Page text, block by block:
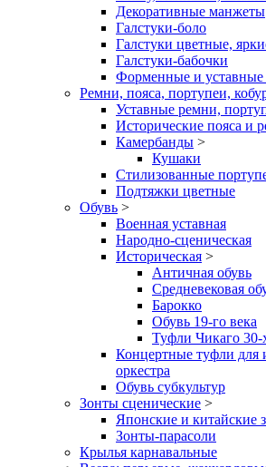
Декоративные манжеты
Галстуки-боло
Галстуки цветные,
Галстуки-бабочки
Форменные и уставные
Ремни, пояса, портупеи,
Уставные ремни,
Исторические пояса и
Камербанды >
Кушаки
Стилизованные
Подтяжки цветные
Обувь >
Военная уставная
Народно-сценическая
Историческая >
Античная обувь
Средневековая
Барокко
Обувь 19-го века
Туфли Чикаго 30-
Концертные туфли для
оркестра
Обувь субкультур
Зонты сценические >
Японские и китайские
Зонты-парасоли
Крылья карнавальные